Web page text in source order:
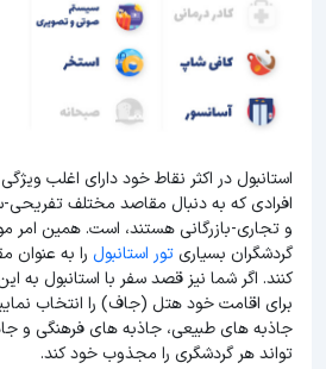
استانبول در اکثر نقاط خود دارای اغلب
افرادی که به دنبال مقاصد مختلف تفریحی-
و تجاری-بازرگانی هستند، است. همین امر
گردشگران بسیاریتور استانبول را به
کنند. اگر شما نیز قصد سفر با استانبول به
برای اقامت خود هتل (جاف) را انتخاب
جاذبه های طبیعی، جاذبه های فرهنگی و
تواند هر گردشگری را مجذوب خود کند.